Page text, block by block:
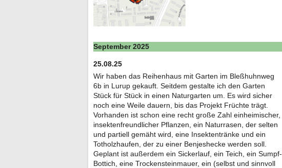
September 2025
25.08.25
Wir haben das Reihenhaus mit Garten im Bleßhuhnweg
6b in Lurup gekauft. Seitdem gestalte ich den Garten
Stück für Stück in einen Naturgarten um. Es wird sicher
noch eine Weile dauern, bis das Projekt Früchte trägt.
Vorhanden ist schon eine recht große Zahl einheimischer,
insektenfreundlicher Pflanzen, ein Naturrasen, der selten
und partiell gemäht wird, eine Insektentränke und ein
Totholzhaufen, der zu einer Benjeshecke werden soll.
Geplant ist außerdem ein Sickerlauf, ein Teich, ein Sumpf-
Bottich, eine Trockensteinmauer, ein (selbst und sinnvoll